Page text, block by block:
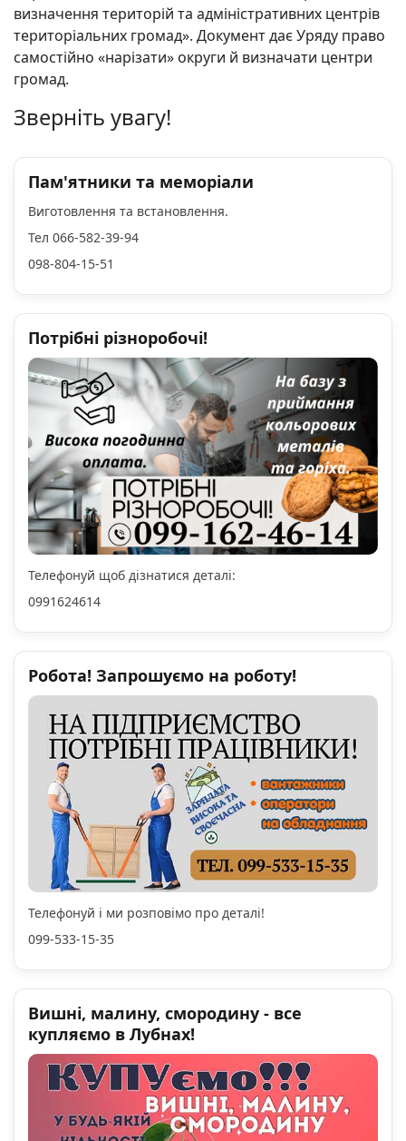
визначення територій та адміністративних центрів
територіальних громад». Документ дає Уряду право
самостійно «нарізати» округи й визначати центри
громад.
Зверніть увагу!
Пам'ятники та меморіали
Виготовлення та встановлення.
Тел 066-582-39-94
098-804-15-51
Потрібні різноробочі!
Телефонуй щоб дізнатися деталі:
0991624614
Робота! Запрошуємо на роботу!
Телефонуй і ми розповімо про деталі!
099-533-15-35
Вишні, малину, смородину - все
купляємо в Лубнах!